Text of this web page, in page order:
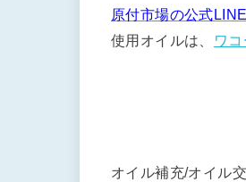
原付市場の公式LINE
使用オイルは、
ワ
オイル補充/オイル